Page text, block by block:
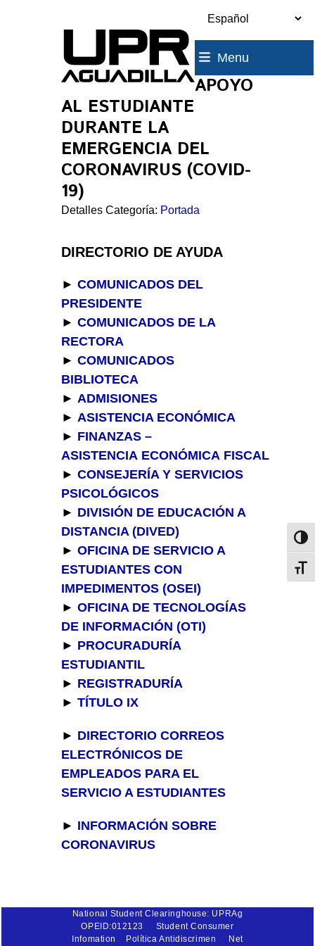
Menu
APOYO
AL ESTUDIANTE
DURANTE LA
EMERGENCIA DEL
CORONAVIRUS (COVID-
19)
Detalles Categoría: Portada
DIRECTORIO DE AYUDA
► COMUNICADOS DEL
PRESIDENTE
► COMUNICADOS DE LA
RECTORA
► COMUNICADOS
BIBLIOTECA
► ADMISIONES
► ASISTENCIA ECONÓMICA
► FINANZAS –
ASISTENCIA ECONÓMICAFISCAL
► CONSEJERÍA Y SERVICIOS
PSICOLÓGICOS
► DIVISIÓN DE EDUCACIÓN A
DISTANCIA (DIVED)
► OFICINA DE SERVICIO A
ESTUDIANTES CON
IMPEDIMENTOS (OSEI)
► OFICINA DE TECNOLOGÍAS
DE INFORMACIÓN (OTI)
► PROCURADURÍA
ESTUDIANTIL
► REGISTRADURÍA
► TÍTULO IX
► DIRECTORIO CORREOS
ELECTRÓNICOS DE
EMPLEADOS PARA EL
SERVICIO A ESTUDIANTES
► INFORMACIÓN SOBRE
CORONAVIRUS
National Student Clearinghouse: UPRAg
OPEID:012123
Student Consumer
Infomation
Política Antidiscrimen Net